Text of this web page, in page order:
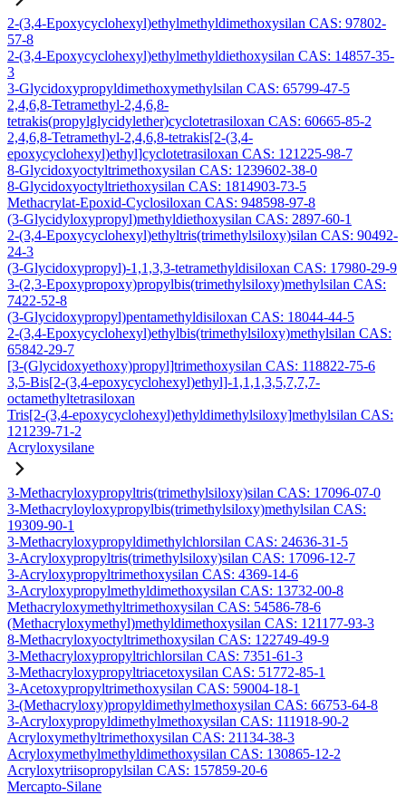
2-(3,4-Epoxycyclohexyl)ethylmethyldimethoxysilan CAS: 97802-
57-8
2-(3,4-Epoxycyclohexyl)ethylmethyldiethoxysilan CAS: 14857-35-
3
3-Glycidoxypropyldimethoxymethylsilan CAS: 65799-47-5
2,4,6,8-Tetramethyl-2,4,6,8-
tetrakis(propylglycidylether)cyclotetrasiloxan CAS: 60665-85-2
2,4,6,8-Tetramethyl-2,4,6,8-tetrakis[2-(3,4-
epoxycyclohexyl)ethyl]cyclotetrasiloxan CAS: 121225-98-7
8-Glycidoxyoctyltrimethoxysilan CAS: 1239602-38-0
8-Glycidoxyoctyltriethoxysilan CAS: 1814903-73-5
Methacrylat-Epoxid-Cyclosiloxan CAS: 948598-97-8
(3-Glycidyloxypropyl)methyldiethoxysilan CAS: 2897-60-1
2-(3,4-Epoxycyclohexyl)ethyltris(trimethylsiloxy)silan CAS: 90492-
24-3
(3-Glycidoxypropyl)-1,1,3,3-tetramethyldisiloxan CAS: 17980-29-9
3-(2,3-Epoxypropoxy)propylbis(trimethylsiloxy)methylsilan CAS:
7422-52-8
(3-Glycidoxypropyl)pentamethyldisiloxan CAS: 18044-44-5
2-(3,4-Epoxycyclohexyl)ethylbis(trimethylsiloxy)methylsilan CAS:
65842-29-7
[3-(Glycidoxyethoxy)propyl]trimethoxysilan CAS: 118822-75-6
3,5-Bis[2-(3,4-epoxycyclohexyl)ethyl]-1,1,1,3,5,7,7,7-
octamethyltetrasiloxan
Tris[2-(3,4-epoxycyclohexyl)ethyldimethylsiloxy]methylsilan CAS:
121239-71-2
Acryloxysilane
3-Methacryloxypropyltris(trimethylsiloxy)silan CAS: 17096-07-0
3-Methacryloyloxypropylbis(trimethylsiloxy)methylsilan CAS:
19309-90-1
3-Methacryloxypropyldimethylchlorsilan CAS: 24636-31-5
3-Acryloxypropyltris(trimethylsiloxy)silan CAS: 17096-12-7
3-Acryloxypropyltrimethoxysilan CAS: 4369-14-6
3-Acryloxypropylmethyldimethoxysilan CAS: 13732-00-8
Methacryloxymethyltrimethoxysilan CAS: 54586-78-6
(Methacryloxymethyl)methyldimethoxysilan CAS: 121177-93-3
8-Methacryloxyoctyltrimethoxysilan CAS: 122749-49-9
3-Methacryloxypropyltrichlorsilan CAS: 7351-61-3
3-Methacryloxypropyltriacetoxysilan CAS: 51772-85-1
3-Acetoxypropyltrimethoxysilan CAS: 59004-18-1
3-(Methacryloxy)propyldimethylmethoxysilan CAS: 66753-64-8
3-Acryloxypropyldimethylmethoxysilan CAS: 111918-90-2
Acryloxymethyltrimethoxysilan CAS: 21134-38-3
Acryloxymethylmethyldimethoxysilan CAS: 130865-12-2
Acryloxytriisopropylsilan CAS: 157859-20-6
Mercapto-Silane